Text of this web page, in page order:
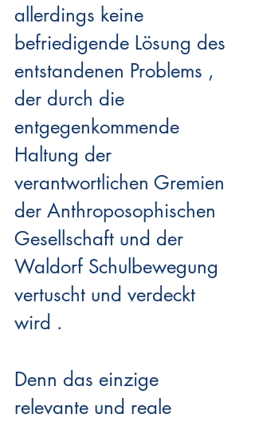
allerdings keine
befriedigende Lösung des
entstandenen Problems ,
der durch die
entgegenkommende
Haltung der
verantwortlichen Gremien
der Anthroposophischen
Gesellschaft und der
Waldorf Schulbewegung
vertuscht und verdeckt
wird .
Denn das einzige
relevante und reale